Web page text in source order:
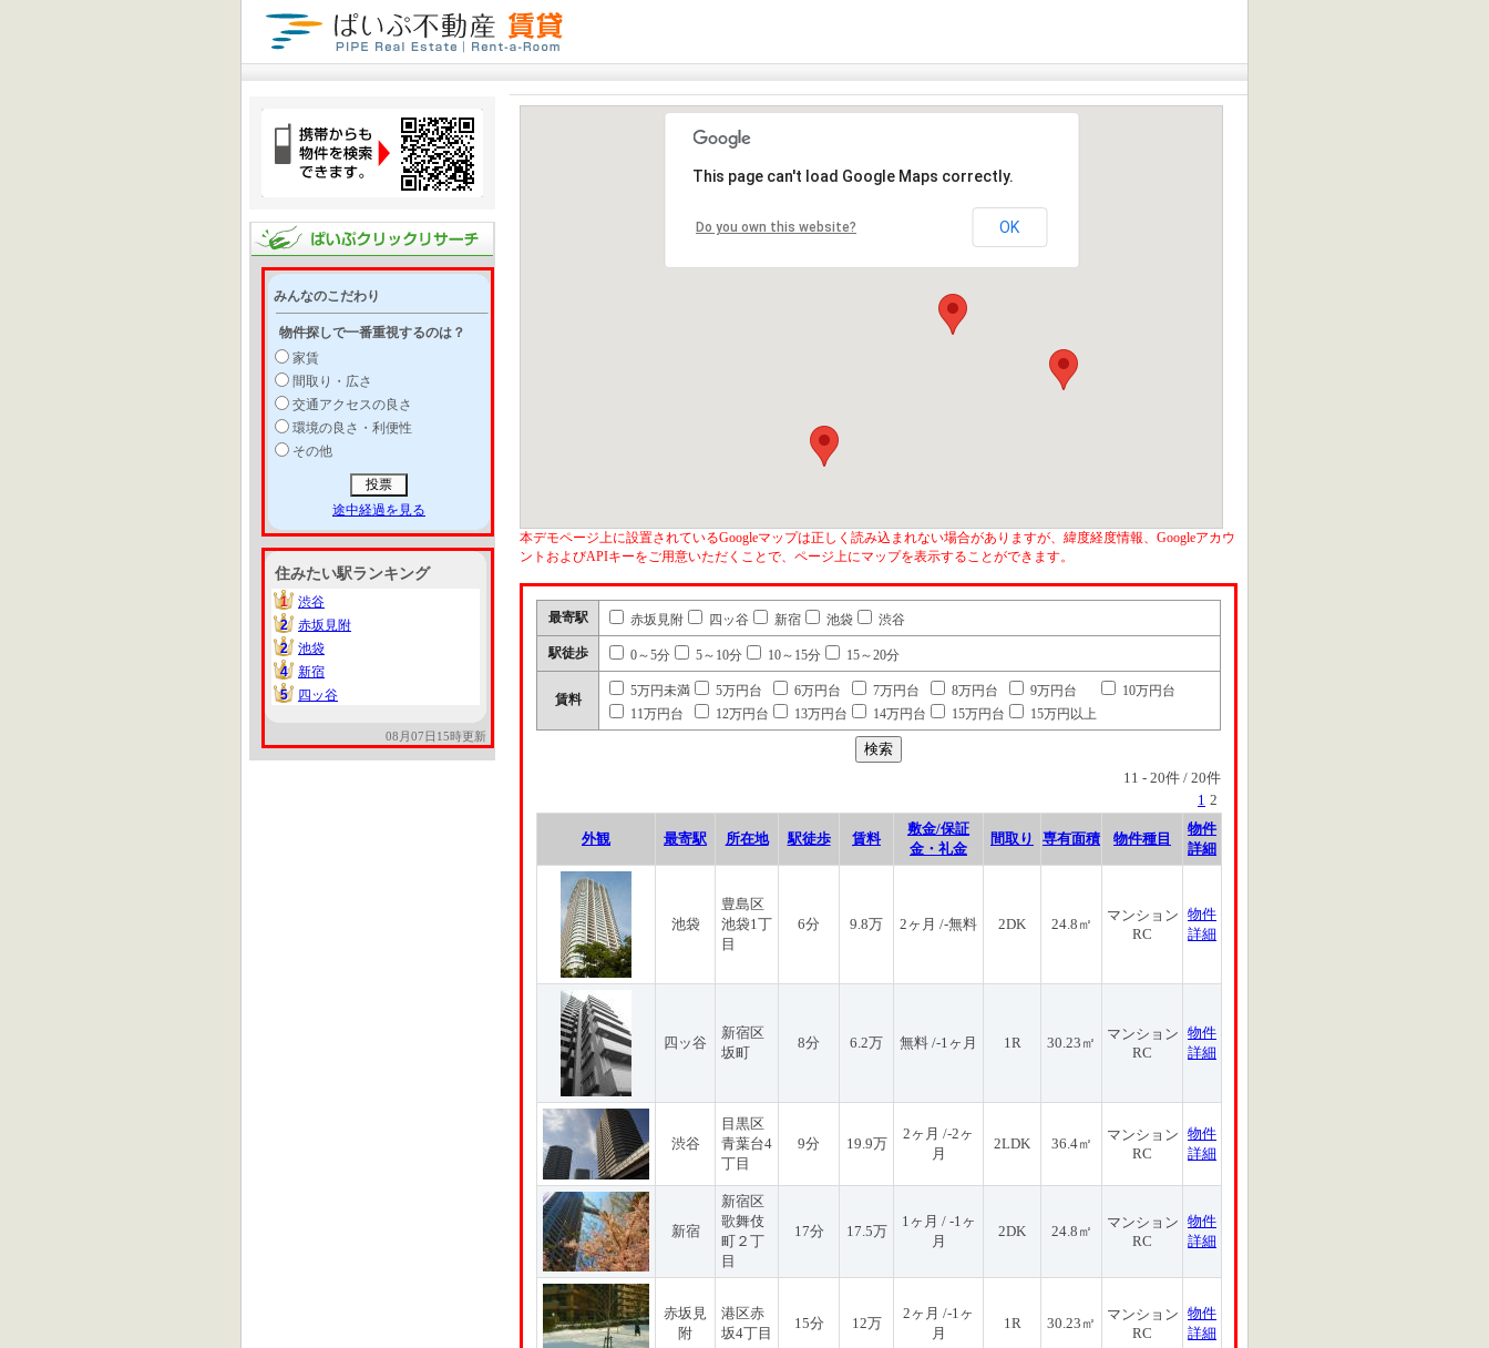
みんなのこだわり
物件探しで一番重視するのは？
家賃
間取り・広さ
交通アクセスの良さ
環境の良さ・利便性
その他
途中経過を見る
住みたい駅ランキング
1
1
渋谷
2
2
赤坂見附
2
2
池袋
4
4
新宿
5
5 四ッ谷
08月07日15時更新
This page can't load Google Maps correctly.
Do you own this website? OK
本デモページ上に設置されているGoogleマップは正しく読み込まれない場合がありますが、緯度経度情報、Googleアカウ
ントおよびAPIキーをご用意いただくことで、ページ上にマップを表示することができます。
最寄駅 赤坂見附 四ッ谷 新宿 池袋 渋谷
駅徒歩 0～5分 5～10分 10～15分 15～20分
賃料
5万円未満 5万円台 6万円台 7万円台 8万円台 9万円台
10万円台
11万円台
12万円台 13万円台 14万円台 15万円台 15万円以上
11 - 20件 / 20件
1 2
外観 最寄駅 所在地 駅徒歩 賃料
敷金/保証
金・礼金
間取り 専有面積 物件種目
物件
詳細
池袋
豊島区
池袋1丁
目
6分 9.8万 2ヶ月 /-無料 2DK 24.8㎡
マンション
RC
物件
詳細
四ッ谷
新宿区
坂町
8分 6.2万 無料 /-1ヶ月 1R 30.23㎡
マンション
RC
物件
詳細
渋谷
目黒区
青葉台4
丁目
9分 19.9万
2ヶ月 /-2ヶ
月
2LDK 36.4㎡
マンション
RC
物件
詳細
新宿
新宿区
歌舞伎
町２丁
目
17分 17.5万
1ヶ月 / -1ヶ
月
2DK 24.8㎡
マンション
RC
物件
詳細
赤坂見
附
港区赤
坂4丁目
15分 12万
2ヶ月 /-1ヶ
月
1R 30.23㎡
マンション
RC
物件
詳細